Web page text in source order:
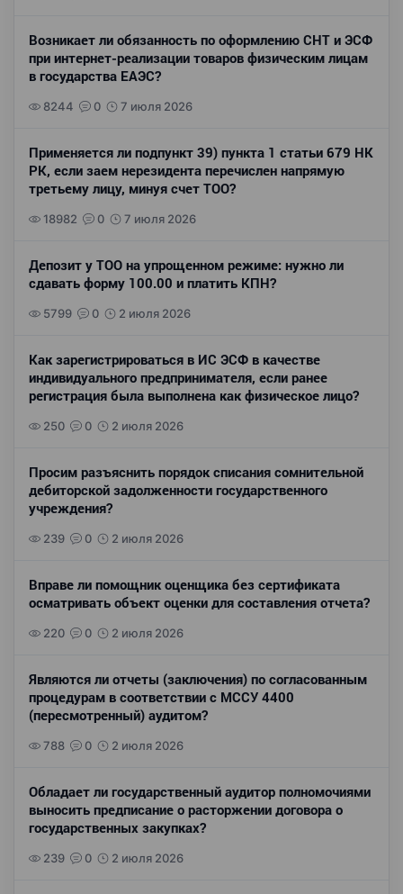
Возникает ли обязанность по оформлению СНТ и ЭСФ
при интернет-реализации товаров физическим лицам
в государства ЕАЭС?
8244 0 7 июля 2026
Применяется ли подпункт 39) пункта 1 статьи 679 НК
РК, если заем нерезидента перечислен напрямую
третьему лицу, минуя счет ТОО?
18982 0 7 июля 2026
Депозит у ТОО на упрощенном режиме: нужно ли
сдавать форму 100.00 и платить КПН?
5799 0 2 июля 2026
Как зарегистрироваться в ИС ЭСФ в качестве
индивидуального предпринимателя, если ранее
регистрация была выполнена как физическое лицо?
250 0 2 июля 2026
Просим разъяснить порядок списания сомнительной
дебиторской задолженности государственного
учреждения?
239 0 2 июля 2026
Вправе ли помощник оценщика без сертификата
осматривать объект оценки для составления отчета?
220 0 2 июля 2026
Являются ли отчеты (заключения) по согласованным
процедурам в соответствии с МССУ 4400
(пересмотренный) аудитом?
788 0 2 июля 2026
Обладает ли государственный аудитор полномочиями
выносить предписание о расторжении договора о
государственных закупках?
239 0 2 июля 2026